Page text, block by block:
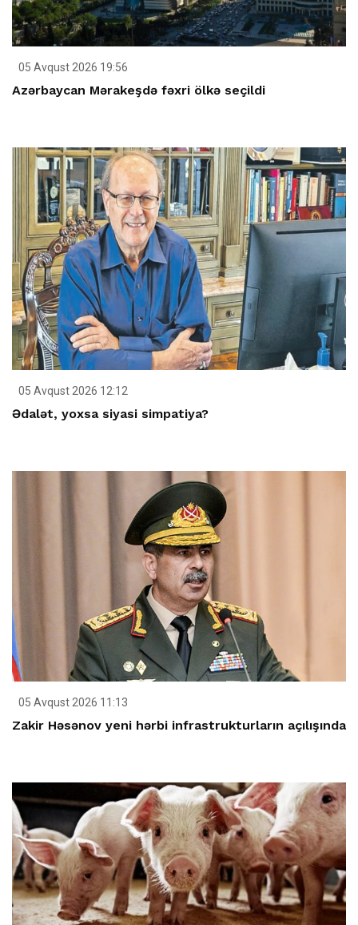
05 Avqust 2026 19:56
Azərbaycan Mərakeşdə fəxri ölkə seçildi
05 Avqust 2026 12:12
Ədalət, yoxsa siyasi simpatiya?
05 Avqust 2026 11:13
Zakir Həsənov yeni hərbi infrastrukturların açılışında